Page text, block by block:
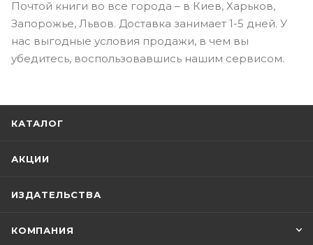
Почтой книги во все города – в Киев, Харьков,
Запорожье, Львов. Доставка занимает 1-5 дней. У
нас выгодные условия продажи, в чем вы
убедитесь, воспользовавшись нашим сервисом.
КАТАЛОГ
АКЦИИ
ИЗДАТЕЛЬСТВА
КОМПАНИЯ